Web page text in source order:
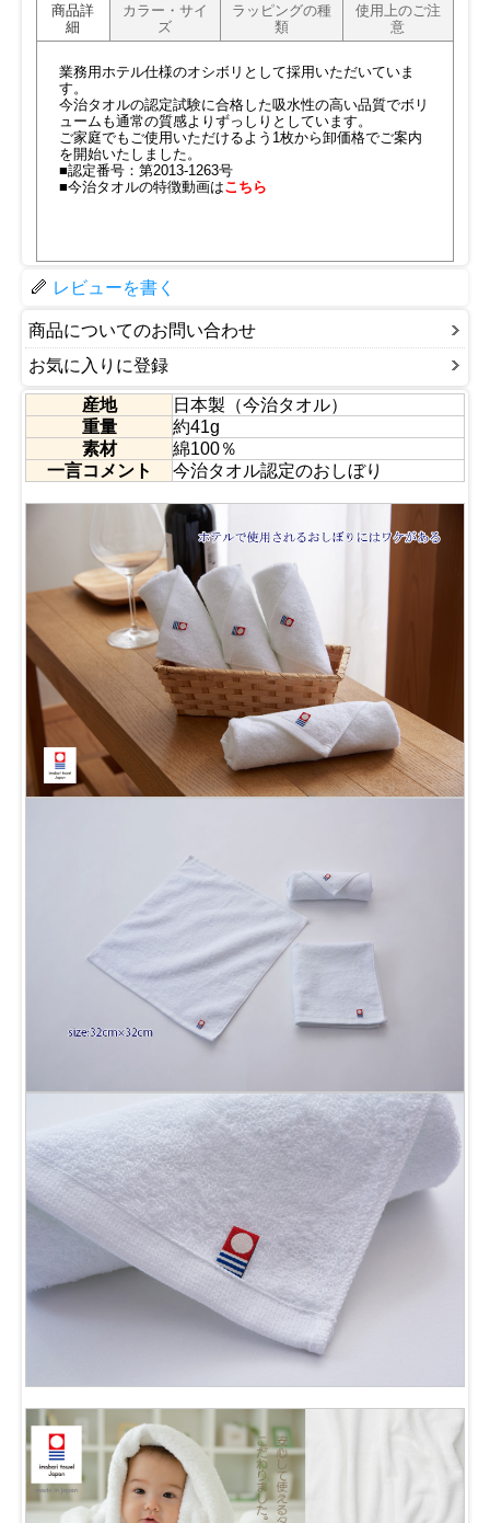
商品詳
細
カラー・サイ
ズ
ラッピングの種
類
使用上のご注
意
業務用ホテル仕様のオシボリとして採用いただいていま
す。
今治タオルの認定試験に合格した吸水性の高い品質でボリ
ュームも通常の質感よりずっしりとしています。
ご家庭でもご使用いただけるよう1枚から卸価格でご案内
を開始いたしました。
■認定番号：第2013-1263号
■今治タオルの特徴動画はこちら
レビューを書く
商品についてのお問い合わせ
お気に入りに登録
産地
日本製（今治タオル）
重量
約41g
素材
綿100％
一言コメント
今治タオル認定のおしぼり